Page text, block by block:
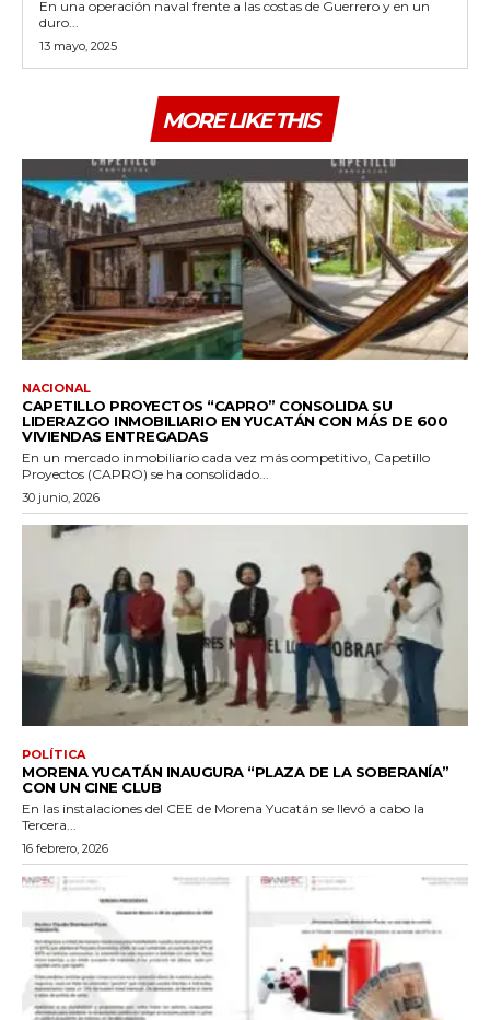
En una operación naval frente a las costas de Guerrero y en un
duro...
13 mayo, 2025
MORE LIKE THIS
NACIONAL
CAPETILLO PROYECTOS “CAPRO” CONSOLIDA SU
LIDERAZGO INMOBILIARIO EN YUCATÁN CON MÁS DE 600
VIVIENDAS ENTREGADAS
En un mercado inmobiliario cada vez más competitivo, Capetillo
Proyectos (CAPRO) se ha consolidado...
30 junio, 2026
POLÍTICA
MORENA YUCATÁN INAUGURA “PLAZA DE LA SOBERANÍA”
CON UN CINE CLUB
En las instalaciones del CEE de Morena Yucatán se llevó a cabo la
Tercera...
16 febrero, 2026